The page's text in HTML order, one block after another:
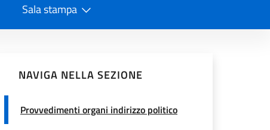
Sala stampa
NAVIGA NELLA SEZIONE
Provvedimenti organi indirizzo politico